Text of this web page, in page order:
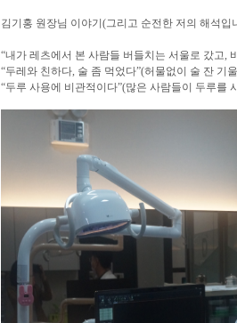
김기홍 원장님 이야기 (그리고 순전한 저의 해석입
“내가 레츠에서 본 사람들 버들치는 서울로 갔고,
“두레와 친하다, 술 좀 먹었다”(허물없이 술 잔 기
“두루 사용에 비관적이다”(많은 사람들이 두루를